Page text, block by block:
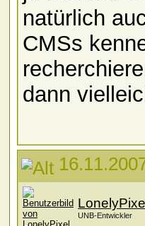
natürlich
CMSs
dann
LonelyPixel
UNB-Entwickler